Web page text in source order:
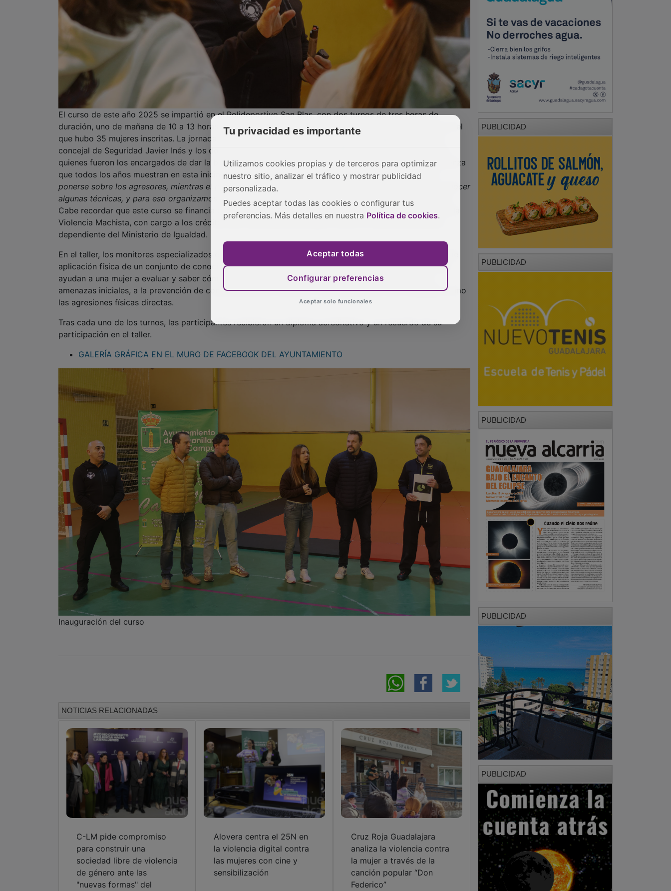
El curso de este año 2025 se impartió en el Polideportivo San Blas, con dos turnos de tres horas de
duración, uno de mañana de 10 a 13 horas, con 18 asistentes, y otro de tarde, de 16:30 a 19:30 horas, en el
que hubo 35 mujeres inscritas. La jornada fue abierta por la concejala de Igualdad Abigail Cordero, el
concejal de Seguridad Javier Inés y los dos ediles del área de Deportes, Mario Valiente y Javier Blanco,
quienes fueron los encargados de dar la bienvenida a las participantes, a las que agradecieron la confianza
que todos los años muestran en esta iniciativa.“Aunque el foco en las agresiones a mujeres debe de
ponerse sobre los agresores, mientras el problema persista tenemos que aprender a defendernos, y conocer
algunas técnicas, y para eso organizamos este curso”,
explicó Abigail Cordero en la recepción del taller.
Cabe recordar que este curso se financia con fondos municipales recibidos del Pacto de Estado contra la
Violencia Machista, con cargo a los créditos de la Secretaría de Estado contra la Violencia de Género,
dependiente del Ministerio de Igualdad.
En el taller, los monitores especializados explican no sólo trucos de autodefensa, sino también formas de
aplicación física de un conjunto de conocimientos de actitudes y habilidades técnicas y corporales que
ayudan a una mujer a evaluar y saber cómo actuar ante cualquier de situación de riesgo; desde las
amenazas iniciales, a la prevención de conflictos que son latentes, o ante situaciones más complejas, como
las agresiones físicas directas.
Tras cada uno de los turnos, las participantes recibieron un diploma acreditativo y un recuerdo de su
participación en el taller.
Inauguración del curso
C-LM pide compromiso
para construir una
sociedad libre de violencia
de género ante las
"nuevas formas" del
machismo
Alovera centra el 25N en
la violencia digital contra
las mujeres con cine y
sensibilización
Cruz Roja Guadalajara
analiza la violencia contra
la mujer a través de la
canción popular “Don
Federico”
PUBLICIDAD
PUBLICIDAD
PUBLICIDAD
PUBLICIDAD
Tu privacidad es importante
Utilizamos cookies propias y de terceros para optimizar
nuestro sitio, analizar el tráfico y mostrar publicidad
personalizada.
Puedes aceptar todas las cookies o configurar tus
preferencias. Más detalles en nuestra Política de cookies.
Aceptar todas
Configurar preferencias
Aceptar solo funcionales